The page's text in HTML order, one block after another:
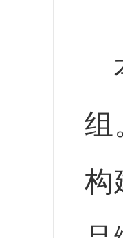
组
构